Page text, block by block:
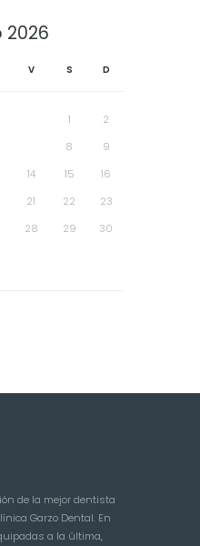
2026
V S D
1
2
8
9
14 15
16
21 22
23
28 29
30
de la mejor dentista
Garzo Dental. En
a la última,